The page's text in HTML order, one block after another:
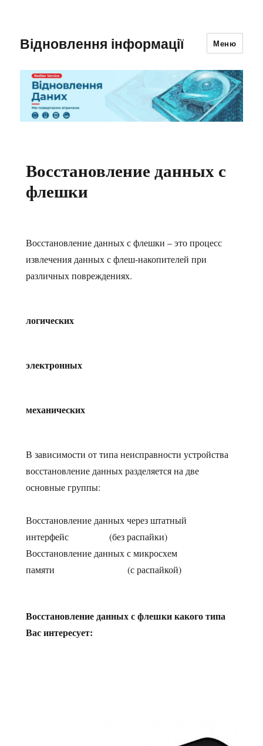
Відновлення інформації Меню
Восстановление данных с
флешки
Восстановление данных с флешки – это процесс
извлечения данных с флеш-накопителей при
различных повреждениях.
логических
электронных
механических
В зависимости от типа неисправности устройства
восстановление данных разделяется на две
основные группы:
Восстановление данных через штатный
интерфейс (без распайки)
Восстановление данных с микросхем
памяти (с распайкой)
Восстановление данных с флешки какого типа
Вас интересует: